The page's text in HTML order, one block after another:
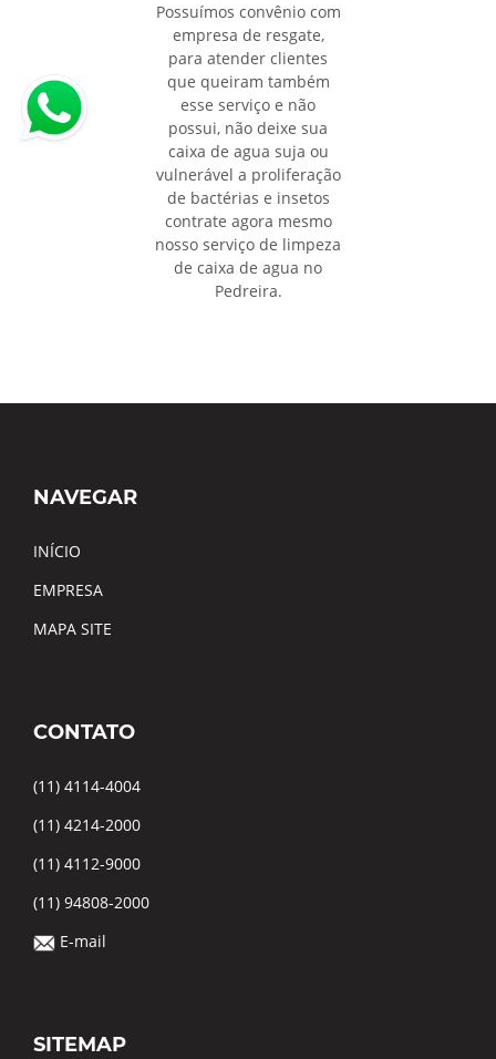
Possuímos convênio com
empresa de resgate,
para atender clientes
que queiram também
esse serviço e não
possui, não deixe sua
caixa de agua suja ou
vulnerável a proliferação
de bactérias e insetos
contrate agora mesmo
nosso serviço de limpeza
de caixa de agua no
Pedreira.
NAVEGAR
INÍCIO
EMPRESA
MAPA SITE
CONTATO
(11) 4114-4004
(11) 4214-2000
(11) 4112-9000
(11) 94808-2000
E-mail
SITEMAP